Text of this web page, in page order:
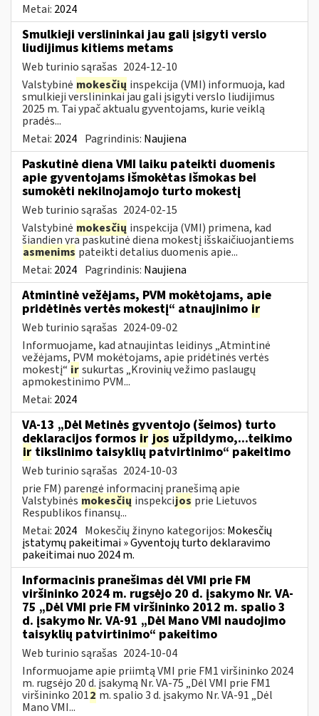
Metai: 2024
Smulkieji verslininkai jau gali įsigyti verslo
liudijimus kitiems metams
Web turinio sąrašas 2024-12-10
Valstybinė mokesčių inspekcija (VMI) informuoja, kad
smulkieji verslininkai jau gali įsigyti verslo liudijimus
2025 m. Tai ypač aktualu gyventojams, kurie veiklą
pradės...
Metai: 2024 Pagrindinis: Naujiena
Paskutinė diena VMI laiku pateikti duomenis
apie gyventojams išmokėtas išmokas bei
sumokėti nekilnojamojo turto mokestį
Web turinio sąrašas 2024-02-15
Valstybinė mokesčių inspekcija (VMI) primena, kad
šiandien yra paskutinė diena mokestį išskaičiuojantiems
asmenims pateikti detalius duomenis apie...
Metai: 2024 Pagrindinis: Naujiena
Atmintinė vežėjams, PVM mokėtojams, apie
pridėtinės vertės mokestį“ atnaujinimo ir
Web turinio sąrašas 2024-09-02
Informuojame, kad atnaujintas leidinys „Atmintinė
vežėjams, PVM mokėtojams, apie pridėtinės vertės
mokestį“ irsukurtas „Krovinių vežimo paslaugų
apmokestinimo PVM...
Metai: 2024
VA-13 „Dėl Metinės gyventojo (šeimos) turto
deklaracijos formos ir jos užpildymo,...teikimo
ir tikslinimo taisyklių patvirtinimo“ pakeitimo
Web turinio sąrašas 2024-10-03
prie FM) parengė informacinį pranešimą apie
Valstybinės mokesčių inspekcijos prie Lietuvos
Respublikos finansų...
Metai: 2024 Mokesčių žinyno kategorijos: Mokesčių
įstatymų pakeitimai » Gyventojų turto deklaravimo
pakeitimai nuo 2024 m.
Informacinis pranešimas dėl VMI prie FM
viršininko 2024 m. rugsėjo 20 d. įsakymo Nr. VA-
75 „Dėl VMI prie FM viršininko 2012 m. spalio 3
d. įsakymo Nr. VA-91 „Dėl Mano VMI naudojimo
taisyklių patvirtinimo“ pakeitimo
Web turinio sąrašas 2024-10-04
Informuojame apie priimtą VMI prie FM1 viršininko 2024
m. rugsėjo 20 d. įsakymą Nr. VA-75 „Dėl VMI prie FM1
viršininko 2012 m. spalio 3 d. įsakymo Nr. VA-91 „Dėl
Mano VMI...